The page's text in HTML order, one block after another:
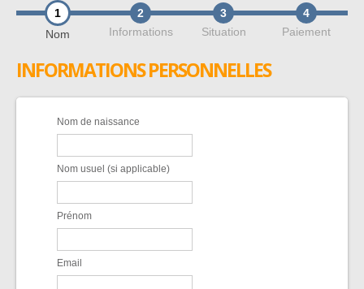
ACCUEIL
TROUVER UN STAGE
TÉMOIGNAGES / FAQ
PROFESSIONNELS PÀP
1
Nom
2
Informations
3
Situation
4
Paiement
INFORMATIONS PERSONNELLES
Nom de naissance
Nom usuel (si applicable)
Prénom
Email